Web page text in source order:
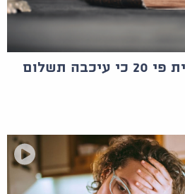
הפניקס חויבה בריבית פי 20 כי עיכבה תשלום